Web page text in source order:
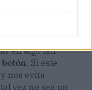
asociando
ahora el
en algo tan
. Si este
nos evita
vez no sea un